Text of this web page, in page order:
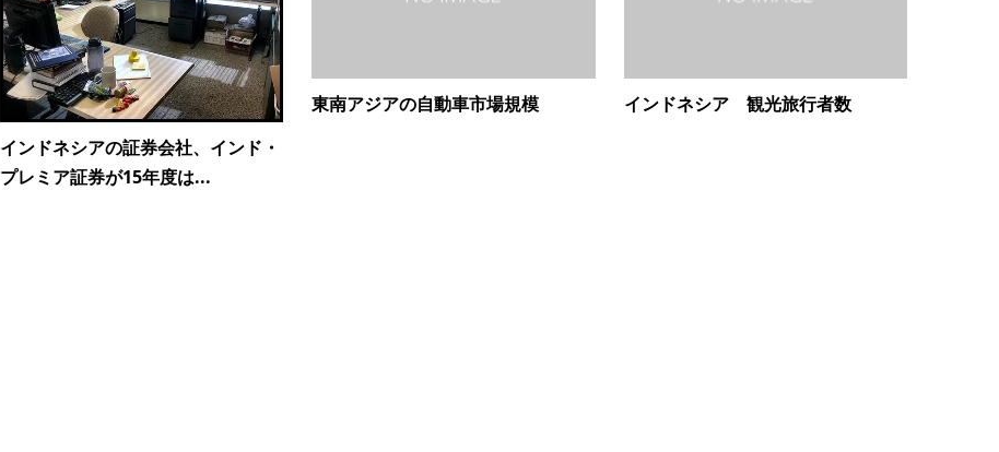
インドネシアの証券会社、インド・
プレミア証券が15年度は...
東南アジアの自動車市場規模 インドネシア 観光旅行者数